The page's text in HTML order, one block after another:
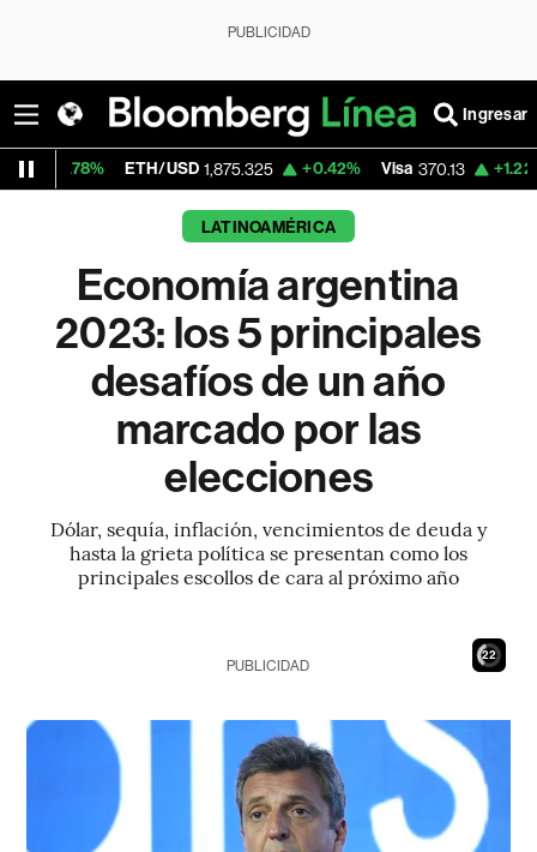
PUBLICIDAD
Ingresar
1,875.325 +0.42% Visa 370.13 +1.22%
LATINOAMÉRICA
Economía argentina
2023: los 5 principales
desafíos de un año
marcado por las
elecciones
Dólar, sequía, inflación, vencimientos de deuda y
hasta la grieta política se presentan como los
principales escollos de cara al próximo año
21
PUBLICIDAD